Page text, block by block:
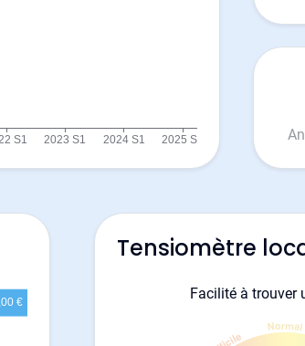
Tensiomètre
Facilité à trouver